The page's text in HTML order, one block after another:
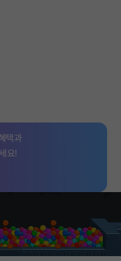
하기
택과
요!